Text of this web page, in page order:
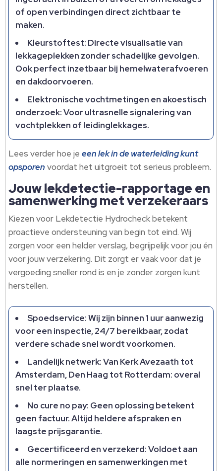
of open verbindingen direct zichtbaar te
maken.​
Kleurstoftest: Directe visualisatie van
lekkageplekken zonder schadelijke gevolgen.​
Ook perfect inzetbaar bij hemelwaterafvoeren
en dakdoorvoeren.​
Elektronische vochtmetingen en akoestisch
onderzoek: Voor ultrasnelle signalering van
vochtplekken of leidinglekkages.​
Lees verder hoe jeeen lek in de waterleiding kunt
opsporen voordat het uitgroeit tot serieus probleem.​
Jouw lekdetectie-rapportage en
samenwerking met verzekeraars
Kiezen voor Lekdetectie Hydrocheck betekent
proactieve ondersteuning van begin tot eind.​ Wij
zorgen voor een helder verslag, begrijpelijk voor jou én
voor jouw verzekering.​ Dit zorgt er vaak voor dat je
vergoeding sneller rond is en je zonder zorgen kunt
herstellen.​
Spoedservice: Wij zijn binnen 1 uur aanwezig
voor een inspectie, 24/7 bereikbaar, zodat
verdere schade snel wordt voorkomen.​
Landelijk netwerk: Van Kerk Avezaath tot
Amsterdam, Den Haag tot Rotterdam: overal
snel ter plaatse.​
No cure no pay: Geen oplossing betekent
geen factuur.​ Altijd heldere afspraken en
laagste prijsgarantie.​
Gecertificeerd en verzekerd: Voldoet aan
alle normeringen en samenwerkingen met